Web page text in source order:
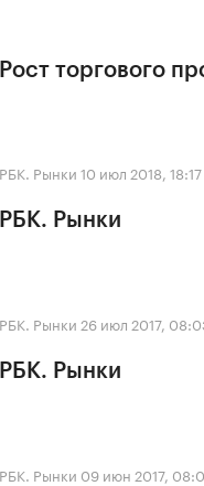
Рост торгового
РБК. Рынки 10 июл 2018, 18:17
РБК. Рынки
РБК. Рынки 26 июл 2017,
РБК. Рынки
РБК. Рынки 09 июн 2017,